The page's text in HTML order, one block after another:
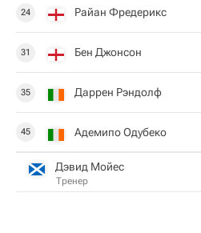
24 Райан Фредерикс
31 Бен Джонсон
35 Даррен Рэндолф
45 Адемипо Одубеко
Дэвид Мойес
Тренер